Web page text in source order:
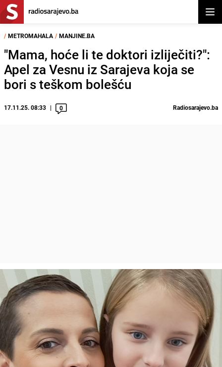
/ METROMAHALA / MANJINE.BA
"Mama, hoće li te doktori izliječiti?":
Apel za Vesnu iz Sarajeva koja se
bori s teškom bolešću
17.11.25. 08:33 0 Radiosarajevo.ba